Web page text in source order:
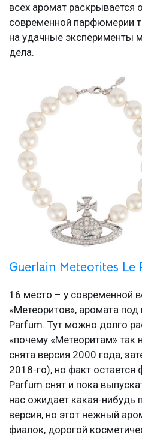
всех аромат раскрывается
современной парфюмерии
на удачные эксперименты
дела.
Guerlain Meteorites Le
16 место – у современной
«Метеоритов», аромата
Parfum. Тут можно долго
«почему «Метеоритам» так
снята версия 2000 года,
2018-го), но факт
Parfum снят и пока
нас ожидает какая-нибудь
версия, но этот нежный
фиалок, дорогой